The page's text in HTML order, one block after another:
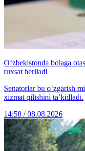
O‘zbekistonda bolaga
ruxsat beriladi
Senatorlar bu o‘zgarish
xizmat qilishini ta’kidladi.
14:58 / 08.08.2026